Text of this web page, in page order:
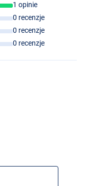
1 opinie
0 recenzje
0 recenzje
0 recenzje